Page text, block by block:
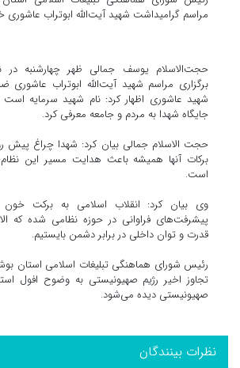
مراسم گرامیداشت شهید آیت‌الله ابوتراب عاشوری
حجت‌الاسلام یوسف جمالی ظهر چهارشنبه
برگزاری مراسم شهید آیت‌الله ابوتراب عاشوری
شهید عاشوری اظهار کرد: نام شهید سرمایه
جایگاه شهدا به مردم و جامعه معرفی کرد.
حجت الاسلام جمالی بیان کرد: شهدا چراغ پیش
برکات آنها همیشه باعث هدایت مسیر این
است.
وی بیان کرد: انقلاب اسلامی به برکت خون
پیشرفت‌های فراوانی در حوزه نظامی شده که
قدرت و توان داخلی در برابر دشمن بایستیم.
رئیس شورای هماهنگی تبلیغات اسلامی استان
تجاوز اخیر رژیم صهیونیستی به وضوح افول
صهیونیستی دیده می‌شود.
نظرات بینندگان